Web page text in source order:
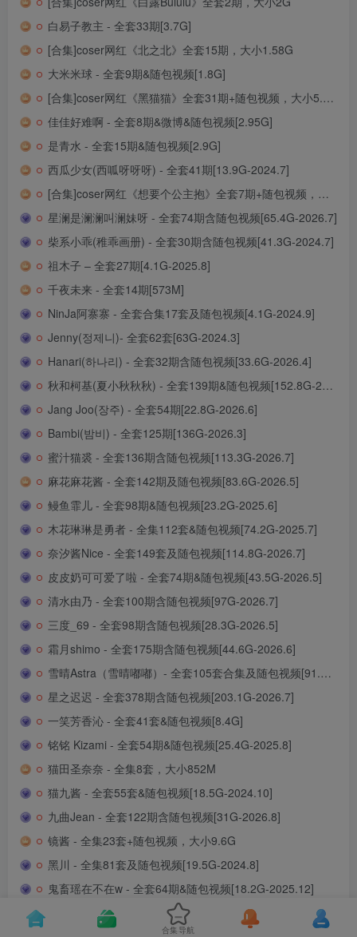
白易子教主 - 全套33期[3.7G]
[合集]coser网红《北之北》全套15期，大小1.58G
大米米球 - 全套9期&随包视频[1.8G]
[合集]coser网红《黑猫猫》全套31期+随包视频，大小5.95G
佳佳好难啊 - 全套8期&微博&随包视频[2.95G]
是青水 - 全套15期&随包视频[2.9G]
西瓜少女(西呱呀呀呀) - 全套41期[13.9G-2024.7]
[合集]coser网红《想要个公主抱》全套7期+随包视频，大小2.08G
星澜是澜澜叫澜妹呀 - 全套74期含随包视频[65.4G-2026.7]
柴系小乖(稚乖画册) - 全套30期含随包视频[41.3G-2024.7]
祖木子 – 全套27期[4.1G-2025.8]
千夜未来 - 全套14期[573M]
NinJa阿寨寨 - 全套合集17套及随包视频[4.1G-2024.9]
Jenny(정제니)- 全套62套[63G-2024.3]
Hanari(하나리) - 全套32期含随包视频[33.6G-2026.4]
秋和柯基(夏小秋秋秋) - 全套139期&随包视频[152.8G-2026.7]
Jang Joo(장주) - 全套54期[22.8G-2026.6]
Bambi(밤비) - 全套125期[136G-2026.3]
蜜汁猫裘 - 全套136期含随包视频[113.3G-2026.7]
麻花麻花酱 - 全套142期及随包视频[83.6G-2026.5]
鳗鱼霏儿 - 全套98期&随包视频[23.2G-2025.6]
木花琳琳是勇者 - 全集112套&随包视频[74.2G-2025.7]
奈汐酱Nice - 全套149套及随包视频[114.8G-2026.7]
皮皮奶可可爱了啦 - 全套74期&随包视频[43.5G-2026.5]
清水由乃 - 全套100期含随包视频[97G-2026.7]
三度_69 - 全套98期含随包视频[28.3G-2026.5]
霜月shimo - 全套175期含随包视频[44.6G-2026.6]
雪晴Astra（雪晴嘟嘟）- 全套105套合集及随包视频[91.8G-2026.5]
星之迟迟 - 全套378期含随包视频[203.1G-2026.7]
一笑芳香沁 - 全套41套&随包视频[8.4G]
铭铭 Kizami - 全套54期&随包视频[25.4G-2025.8]
猫田圣奈奈 - 全集8套，大小852M
猫九酱 - 全套55套&随包视频[18.5G-2024.10]
九曲Jean - 全套122期含随包视频[31G-2026.8]
镜酱 - 全集23套+随包视频，大小9.6G
黑川 - 全集81套及随包视频[19.5G-2024.8]
鬼畜瑶在不在w - 全套64期&随包视频[18.2G-2025.12]
瓜希酱 - 全套合集111期[13.8G-2026.6]
合集导航